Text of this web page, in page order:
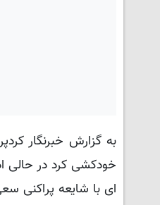
خودکشی کرد در حالی
ای با شایعه پراکنی